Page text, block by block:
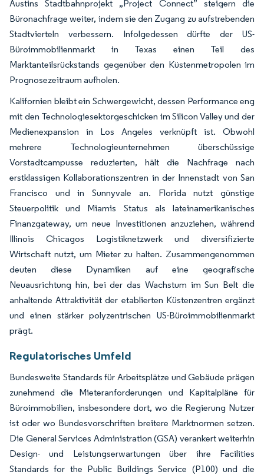
Austins Stadtbahnprojekt „Project Connect” steigern die
Büronachfrage weiter, indem sie den Zugang zu aufstrebenden
Stadtvierteln verbessern. Infolgedessen dürfte der US-
Büroimmobilienmarkt in Texas einen Teil des
Marktanteilsrückstands gegenüber den Küstenmetropolen im
Prognosezeitraum aufholen.
Kalifornien bleibt ein Schwergewicht, dessen Performance eng
mit den Technologiesektorgeschicken im Silicon Valley und der
Medienexpansion in Los Angeles verknüpft ist. Obwohl
mehrere Technologieunternehmen überschüssige
Vorstadtcampusse reduzierten, hält die Nachfrage nach
erstklassigen Kollaborationszentren in der Innenstadt von San
Francisco und in Sunnyvale an. Florida nutzt günstige
Steuerpolitik und Miamis Status als lateinamerikanisches
Finanzgateway, um neue Investitionen anzuziehen, während
Illinois Chicagos Logistiknetzwerk und diversifizierte
Wirtschaft nutzt, um Mieter zu halten. Zusammengenommen
deuten diese Dynamiken auf eine geografische
Neuausrichtung hin, bei der das Wachstum im Sun Belt die
anhaltende Attraktivität der etablierten Küstenzentren ergänzt
und einen stärker polyzentrischen US-Büroimmobilienmarkt
prägt.
Regulatorisches Umfeld
Bundesweite Standards für Arbeitsplätze und Gebäude prägen
zunehmend die Mieteranforderungen und Kapitalpläne für
Büroimmobilien, insbesondere dort, wo die Regierung Nutzer
ist oder wo Bundesvorschriften breitere Marktnormen setzen.
Die General Services Administration (GSA) verankert weiterhin
Design- und Leistungserwartungen über ihre Facilities
Standards for the Public Buildings Service (P100) und die